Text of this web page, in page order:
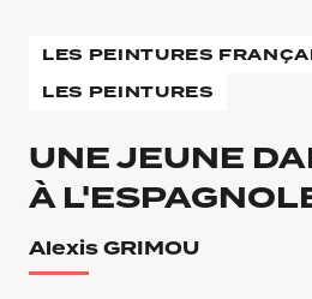
LES PEINTURES
LES PEINTURES
UNE JEUNE
À
Alexis GRIMOU